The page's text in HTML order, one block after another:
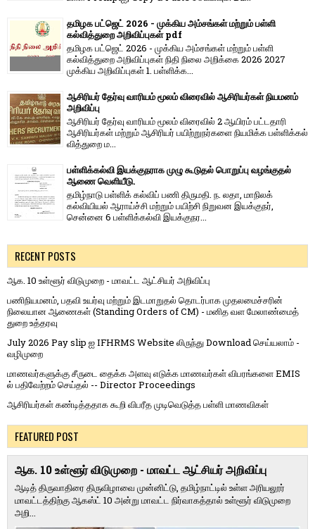
தமிழக பட்ஜெட் 2026 - முக்கிய அம்சங்கள் மற்றும் பள்ளி
கல்வித்துறை அறிவிப்புகள் pdf
தமிழக பட்ஜெட் 2026 - முக்கிய அம்சங்கள் மற்றும் பள்ளி
கல்வித்துறை அறிவிப்புகள் நிதி நிலை அறிக்கை 2026 2027
முக்கிய அறிவிப்புகள் 1. பள்ளிக்க...
ஆசிரியர் தேர்வு வாரியம் மூலம் விரைவில் ஆசிரியர்கள் நியமனம்
அறிவிப்பு
ஆசிரியர் தேர்வு வாரி​யம் மூலம் விரை​வில் 2 ஆயிரம் பட்​ட​தாரி
ஆசிரியர்​கள் மற்​றும் ஆசிரியர் பயிற்றுநர்​களை நியமிக்க பள்​ளிக்​கல்​
வித்​துறை ம...
பள்ளிக்கல்வி இயக்குநராக முழு கூடுதல் பொறுப்பு வழங்குதல்
ஆணை வெளியீடு.
தமிழ்நாடு பள்ளிக் கல்விப் பணி திருமதி. ந. லதா, மாநிலக்
கல்வியியல் ஆராய்ச்சி மற்றும் பயிற்சி நிறுவன இயக்குநர்,
சென்னை 6 பள்ளிக்கல்வி இயக்குநர...
RECENT POSTS
ஆக. 10 உள்ளூர் விடுமுறை - மாவட்ட ஆட்சியர் அறிவிப்பு
பணிநியமனம், பதவி உயர்வு மற்றும் இடமாறுதல் தொடர்பாக முதலமைச்சரின்
நிலையான ஆணைகள் (Standing Orders of CM) - மனித வள மேலாண்மைத்
துறை உத்தரவு
July 2026 Pay slip ஐ IFHRMS Website லிருந்து Download செய்யலாம் -
வழிமுறை
மாணவர்களுக்கு சீருடை தைக்க அளவு எடுக்க மாணவர்கள் விபரங்களை EMIS
ல் பதிவேற்றம் செய்தல் -- Director Proceedings
ஆசிரியர்கள் கண்டித்ததாக கூறி விபரீத முடிவெடுத்த பள்ளி மாணவிகள்
FEATURED POST
ஆக. 10 உள்ளூர் விடுமுறை - மாவட்ட ஆட்சியர் அறிவிப்பு
ஆடித் திருவாதிரை திருவிழாவை முன்னிட்டு, தமிழ்நாட்டில் உள்ள அரியலூர்
மாவட்டத்திற்கு ஆகஸ்ட் 10 அன்று மாவட்ட நிர்வாகத்தால் உள்ளூர் விடுமுறை
அறி...